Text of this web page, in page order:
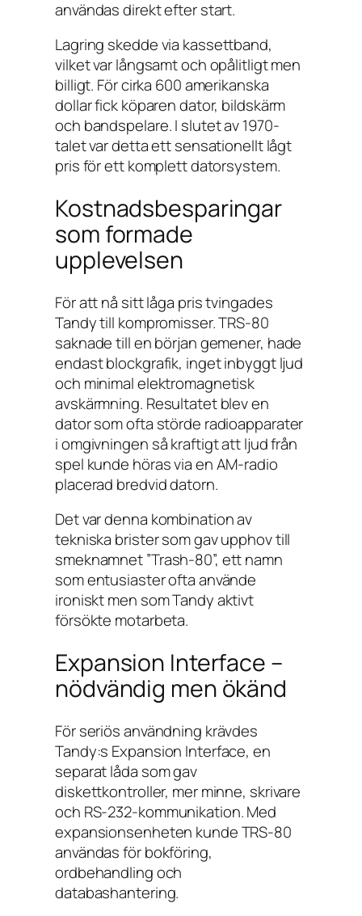
användas direkt efter start.
Lagring skedde via kassettband,
vilket var långsamt och opålitligt men
billigt. För cirka 600 amerikanska
dollar fick köparen dator, bildskärm
och bandspelare. I slutet av 1970-
talet var detta ett sensationellt lågt
pris för ett komplett datorsystem.
Kostnadsbesparingar
som formade
upplevelsen
För att nå sitt låga pris tvingades
Tandy till kompromisser. TRS-80
saknade till en början gemener, hade
endast blockgrafik, inget inbyggt ljud
och minimal elektromagnetisk
avskärmning. Resultatet blev en
dator som ofta störde radioapparater
i omgivningen så kraftigt att ljud från
spel kunde höras via en AM-radio
placerad bredvid datorn.
Det var denna kombination av
tekniska brister som gav upphov till
smeknamnet ”Trash-80”, ett namn
som entusiaster ofta använde
ironiskt men som Tandy aktivt
försökte motarbeta.
Expansion Interface –
nödvändig men ökänd
För seriös användning krävdes
Tandy:s Expansion Interface, en
separat låda som gav
diskettkontroller, mer minne, skrivare
och RS-232-kommunikation. Med
expansionsenheten kunde TRS-80
användas för bokföring,
ordbehandling och
databashantering.